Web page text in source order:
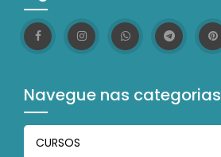
Navegue nas categorias
Navegue nas categorias